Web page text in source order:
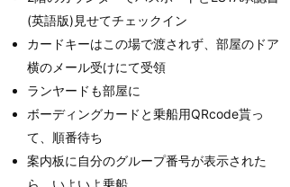
(英語版)見せてチェックイン
カードキーはこの場で渡されず、部屋のドア
横のメール受けにて受領
ランヤードも部屋に
ボーディングカードと乗船用QRcode貰っ
て、順番待ち
案内板に自分のグループ番号が表示された